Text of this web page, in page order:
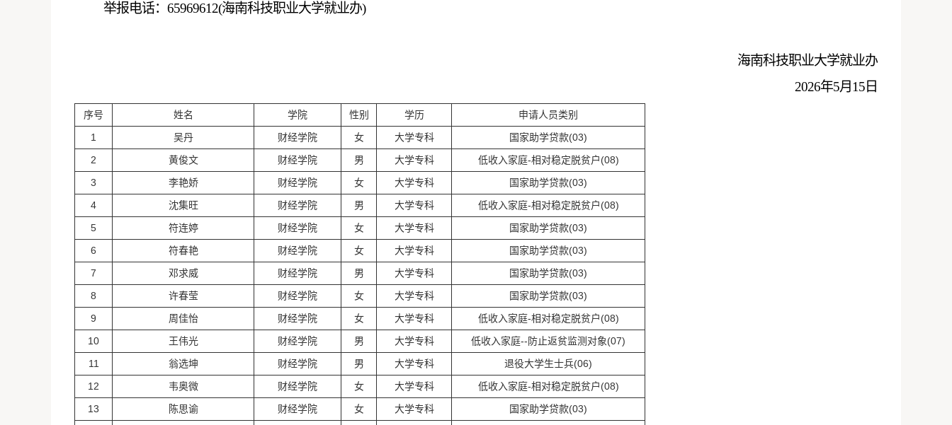
举报电话： 65969612(海南科技职业大学就业办)
海南科技职业大学就业办
2026年5月15日
序号 姓名 学院 性别 学历
申请人员类别
1
吴丹 财经学院 女 大学专科
国家助学贷款(03)
2
黄俊文 财经学院 男 大学专科
低收入家庭-相对稳定脱贫户(08)
3
李艳娇 财经学院 女 大学专科
国家助学贷款(03)
4
沈集旺 财经学院 男 大学专科
低收入家庭-相对稳定脱贫户(08)
5
符连婷 财经学院 女 大学专科
国家助学贷款(03)
6
符春艳 财经学院 女 大学专科
国家助学贷款(03)
7
邓求威 财经学院 男 大学专科
国家助学贷款(03)
8
许春莹 财经学院 女 大学专科
国家助学贷款(03)
9
周佳怡 财经学院 女 大学专科
低收入家庭-相对稳定脱贫户(08)
10
王伟光 财经学院 男 大学专科
低收入家庭--防止返贫监测对象(07)
11
翁选坤 财经学院 男 大学专科
退役大学生士兵(06)
12
韦奥微 财经学院 女 大学专科
低收入家庭-相对稳定脱贫户(08)
13
陈思谕 财经学院 女 大学专科
国家助学贷款(03)